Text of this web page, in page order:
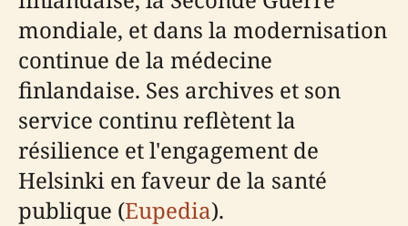
mondiale, et dans la modernisation
continue de la médecine
finlandaise. Ses archives et son
service continu reflètent la
résilience et l'engagement de
Helsinki en faveur de la santé
publique (Eupedia).